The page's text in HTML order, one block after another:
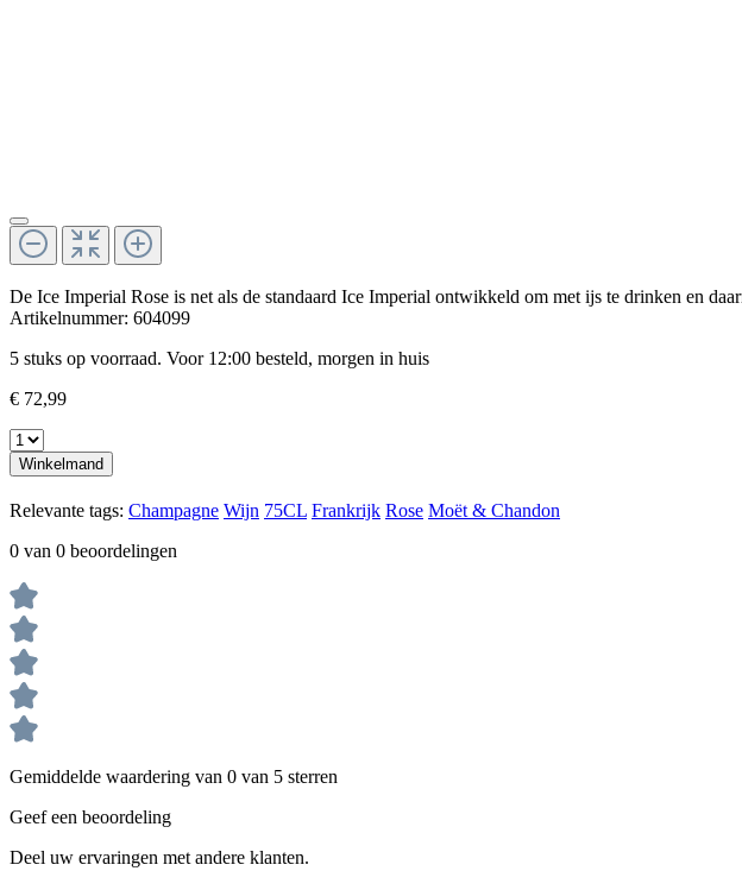
De Ice Imperial Rose is net als de standaard Ice Imperial ontwikkeld om met ijs te drinken en
Artikelnummer: 604099
5 stuks op voorraad. Voor 12:00 besteld, morgen in huis
€ 72,99
Winkelmand
Relevante tags: Champagne Wijn 75CL Frankrijk Rose Moët & Chandon
0 van 0 beoordelingen
Gemiddelde waardering van 0 van 5 sterren
Geef een beoordeling
Deel uw ervaringen met andere klanten.